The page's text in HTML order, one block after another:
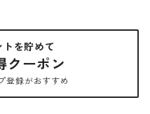
を貯めて
クーポン
登録がおすすめ